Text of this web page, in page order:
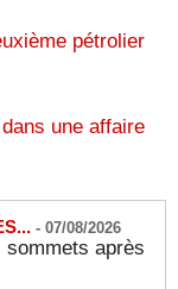
pétrolier
une affaire
- 07/08/2026
sommets après